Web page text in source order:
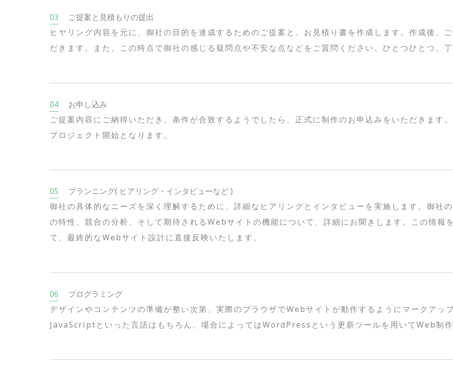
ご提案と見積もりの提出
ヒヤリング内容を元に、御社の目的を達成するためのご提案と、お見積り書を作成します。作成後、
だきます。また、この時点で御社の感じる疑問点や不安な点などをご質問ください。ひとつひとつ、
お申し込み
ご提案内容にご納得いただき、条件が合致するようでしたら、正式に制作のお申込みをいただきます。
プロジェクト開始となります。
プランニング( ヒアリング・インタビューなど )
御社の具体的なニーズを深く理解するために、詳細なヒアリングとインタビューを実施します。御社
の特性、競合の分析、そして期待されるWebサイトの機能について、詳細にお聞きします。この情報
て、最終的なWebサイト設計に直接反映いたします。
プログラミング
デザインやコンテンツの準備が整い次第、実際のブラウザでWebサイトが動作するようにマークアッ
JavaScriptといった言語はもちろん、場合によってはWordPressという更新ツールを用いてWeb制作